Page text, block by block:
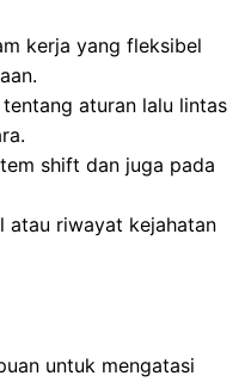
kerja yang fleksibel
aturan lalu lintas
shift dan juga pada
atau riwayat kejahatan
untuk mengatasi